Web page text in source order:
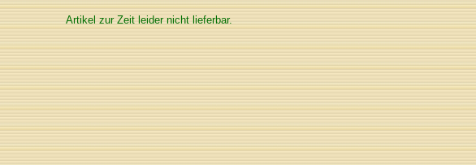
Artikel zur Zeit leider nicht lieferbar.